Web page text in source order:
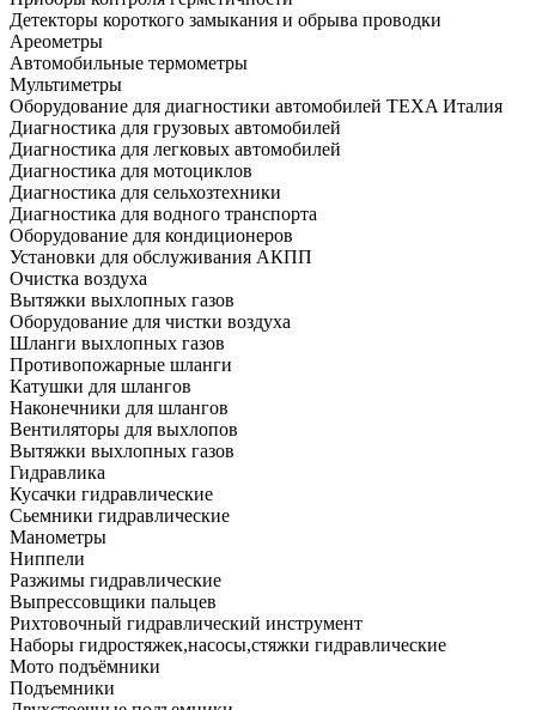
Детекторы короткого замыкания и обрыва проводки
Ареометры
Автомобильные термометры
Мультиметры
Оборудование для диагностики автомобилей TEXA Италия
Диагностика для грузовых автомобилей
Диагностика для легковых автомобилей
Диагностика для мотоциклов
Диагностика для сельхозтехники
Диагностика для водного транспорта
Оборудование для кондиционеров
Установки для обслуживания АКПП
Очистка воздуха
Вытяжки выхлопных газов
Оборудование для чистки воздуха
Шланги выхлопных газов
Противопожарные шланги
Катушки для шлангов
Наконечники для шлангов
Вентиляторы для выхлопов
Вытяжки выхлопных газов
Гидравлика
Кусачки гидравлические
Сьемники гидравлические
Манометры
Ниппели
Разжимы гидравлические
Выпрессовщики пальцев
Рихтовочный гидравлический инструмент
Наборы гидростяжек,насосы,стяжки гидравлические
Мото подъёмники
Подъемники